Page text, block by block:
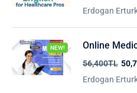
Erdogan
NEW! Online
56,400TL
Erdogan